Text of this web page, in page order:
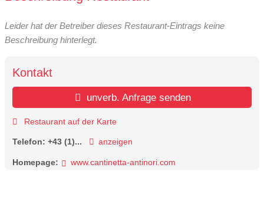
Leider hat der Betreiber dieses Restaurant-Eintrags keine
Beschreibung hinterlegt.
Kontakt
unverb. Anfrage senden
Restaurant auf der Karte
Telefon: +43 (1)... anzeigen
Homepage: www.cantinetta-antinori.com